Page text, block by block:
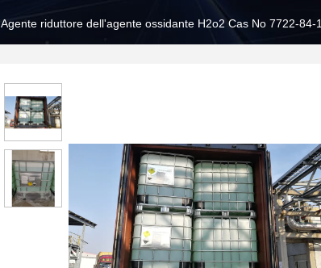
Agente riduttore dell'agente ossidante H2o2 Cas No 7722-84-1